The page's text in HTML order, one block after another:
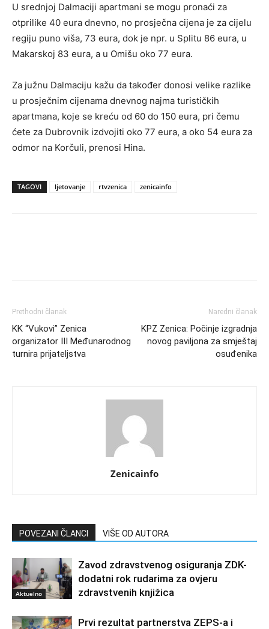
U srednjoj Dalmaciji apartmani se mogu pronaći za
otprilike 40 eura dnevno, no prosječna cijena je za cijelu
regiju puno viša, 73 eura, dok je npr. u Splitu 86 eura, u
Makarskoj 83 eura, a u Omišu oko 77 eura.
Za južnu Dalmaciju kažu da također donosi velike razlike
u prosječnim cijenama dnevnog najma turističkih
apartmana, koje se kreću od 60 do 150 eura, pri čemu
ćete za Dubrovnik izdvojiti oko 77 eura, a oko 54 eura za
odmor na Korčuli, prenosi Hina.
TAGOVI ljetovanje rtvzenica zenicainfo
Prethodni članak
KK “Vukovi” Zenica
organizator III Međunarodnog
turnira prijateljstva
Naredni članak
KPZ Zenica: Počinje izgradnja
novog paviljona za smještaj
osuđenika
Zenicainfo
POVEZANI ČLANCI VIŠE OD AUTORA
Aktuelno
Zavod zdravstvenog osiguranja ZDK-
dodatni rok rudarima za ovjeru
zdravstvenih knjižica
Prvi rezultat partnerstva ZEPS-a i